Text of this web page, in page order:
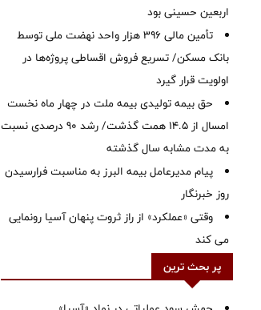
اربعین حسینی بود
تأمین مالی ۳۹۶ هزار واحد نهضت ملی توسط
بانک مسکن/ تسریع فروش اقساطی پروژه‌ها در
اولویت قرار گیرد
حق بیمه تولیدی بیمه ملت در چهار ماه نخست
امسال از 14.5 همت گذشت/ رشد 90 درصدی نسبت
به مدت مشابه سال گذشته
پیام مدیرعامل بیمه البرز به مناسبت فرارسیدن
روز خبرنگار
وقتی «عملکرد» از راز ثروت پنهان آسیا رونمایی
می کند
پر بحث ترین